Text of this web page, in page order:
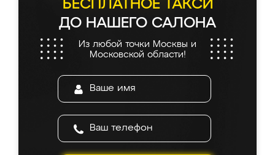
БЕСПЛАТНОЕ ТАКСИ
ДО НАШЕГО САЛОНА
Из любой точки Москвы и
Московской области!